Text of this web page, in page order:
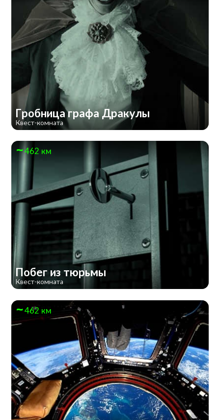
Гробница графа Дракулы
Квест-комната
462 км
Побег из тюрьмы
Квест-комната
462 км